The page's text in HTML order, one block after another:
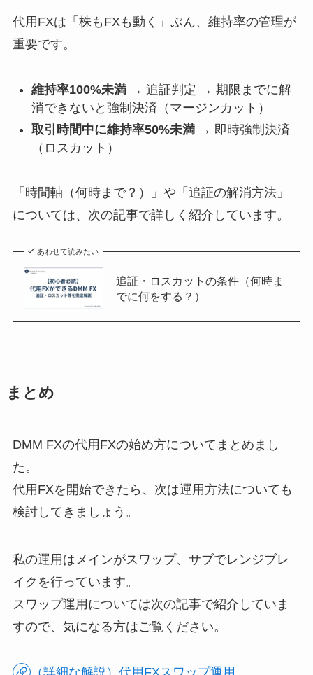
代用FXは「株もFXも動く」ぶん、維持率の管理が
重要です。
維持率100%未満→ 追証判定 → 期限までに解
消できないと強制決済（マージンカット）
取引時間中に維持率50%未満→ 即時強制決済
（ロスカット）
「時間軸（何時まで？）」や「追証の解消方法」
については、次の記事で詳しく紹介しています。
あわせて読みたい
追証・ロスカットの条件（何時ま
でに何をする？）
まとめ
DMM FXの代用FXの始め方についてまとめまし
た。
代用FXを開始できたら、次は運用方法についても
検討してきましょう。
私の運用はメインがスワップ、サブでレンジブレ
イクを行っています。
スワップ運用については次の記事で紹介していま
すので、気になる方はご覧ください。